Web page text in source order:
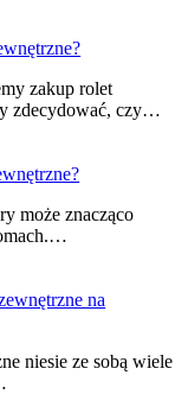
zakup rolet
zdecydować, czy…
może znacząco
na
niesie ze sobą wiele